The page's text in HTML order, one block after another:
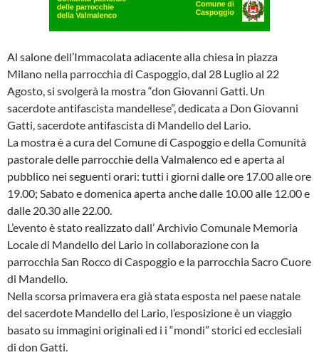
Al salone dell’Immacolata adiacente alla chiesa in piazza
Milano nella parrocchia di Caspoggio, dal 28 Luglio al 22
Agosto, si svolgerà la mostra “don Giovanni Gatti. Un
sacerdote antifascista mandellese”, dedicata a Don Giovanni
Gatti, sacerdote antifascista di Mandello del Lario.
La mostra è a cura del Comune di Caspoggio e della Comunità
pastorale delle parrocchie della Valmalenco ed e aperta al
pubblico nei seguenti orari: tutti i giorni dalle ore 17.00 alle ore
19.00; Sabato e domenica aperta anche dalle 10.00 alle 12.00 e
dalle 20.30 alle 22.00.
L’evento è stato realizzato dall’ Archivio Comunale Memoria
Locale di Mandello del Lario in collaborazione con la
parrocchia San Rocco di Caspoggio e la parrocchia Sacro Cuore
di Mandello.
Nella scorsa primavera era già stata esposta nel paese natale
del sacerdote Mandello del Lario, l’esposizione è un viaggio
basato su immagini originali ed i i “mondi” storici ed ecclesiali
di don Gatti.